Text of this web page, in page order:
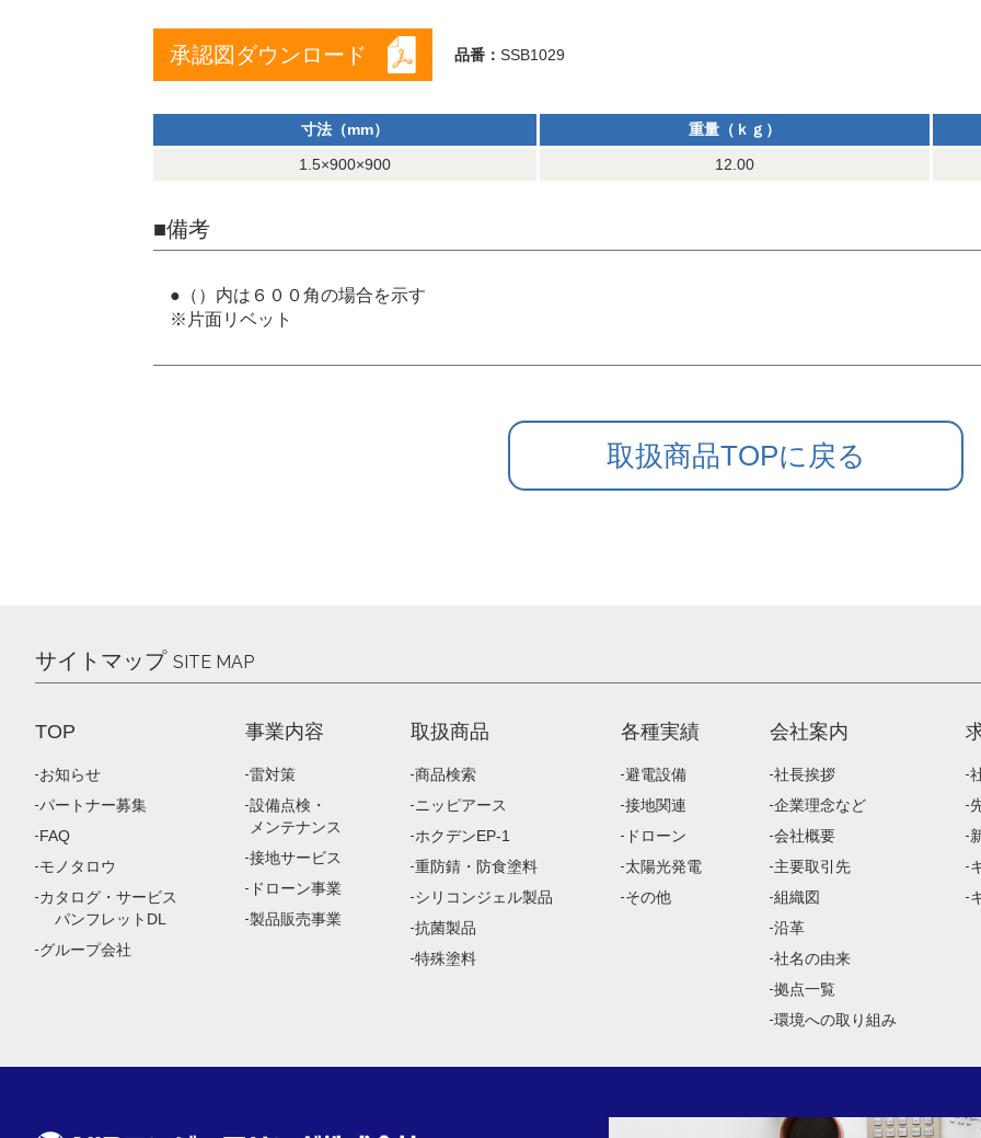
承認図ダウンロード 品番： SSB1029
寸法（mm）
重量（ｋｇ）
1.5×900×900
12.00
■備考
●（）内は６００角の場合を示す
※片面リベット
取扱商品TOPに戻る
サイトマップ SITE MAP
TOP
お知らせ
パートナー募集
FAQ
モノタロウ
カタログ・サービス
パンフレットDL
グループ会社
事業内容
雷対策
設備点検・
メンテナンス
接地サービス
ドローン事業
製品販売事業
取扱商品
商品検索
ニッピアース
ホクデンEP-1
重防錆・防食塗料
シリコンジェル製品
抗菌製品
特殊塗料
各種実績
避電設備
接地関連
ドローン
太陽光発電
その他
会社案内
社長挨拶
企業理念など
会社概要
主要取引先
組織図
沿革
社名の由来
拠点一覧
環境への取り組み